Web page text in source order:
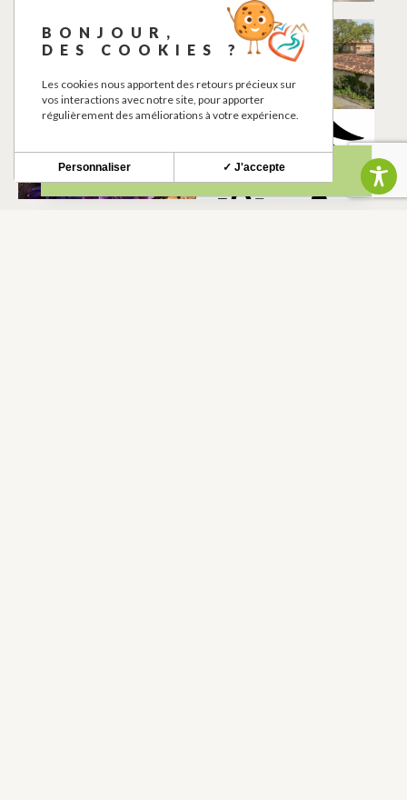
SALLE DES FÊTES
LA MAISON DU
GARDIEN
BERAT
SAFRAN
BERAT
NIQUE
BERAT
BONJOUR,
DES COOKIES ?
Les cookies nous apportent des retours précieux sur
vos interactions avec notre site, pour apporter
régulièrement des améliorations à votre expérience.
✓ J'accepte
Personnaliser